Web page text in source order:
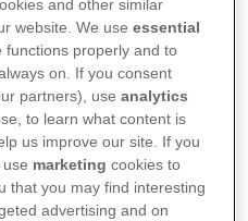
uitvoeren van klinische
and other similar
website. We useessential
functions properly and to
on. If you consent
partners), useanalytics
to learn what content is
us improve our site. If you
marketing cookies to
that you may find interesting
advertising and on